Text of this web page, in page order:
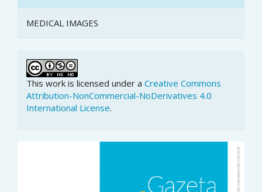
MEDICAL IMAGES
This work is licensed under a Creative Commons
Attribution-NonCommercial-NoDerivatives 4.0
International License.